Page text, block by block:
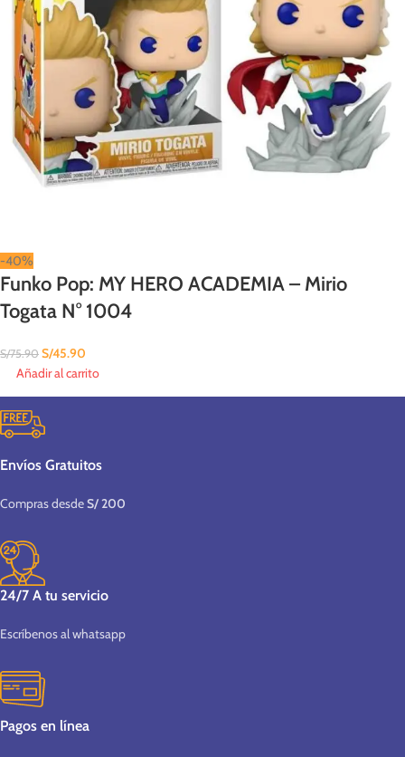
-40%
Funko Pop: MY HERO ACADEMIA – Mirio
Togata N° 1004
S/75.90 S/45.90
Añadir al carrito
Envíos Gratuitos
Compras desdeS/ 200
24/7 A tu servicio
Escríbenos al whatsapp
Pagos en línea